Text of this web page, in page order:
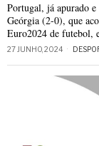
Portugal, já apurado
Geórgia (2-0), que
Euro2024 de futebol,
27 JUNHO, 2024